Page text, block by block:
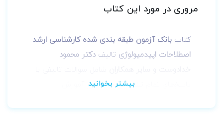
مروری در مورد این کتاب
کتاب بانک آزمون طبقه بندی شده کارشناسی ارشد
اصطلاحات اپیدمیولوژی تالیفدکتر محمود
پاسخ‌های تمام تشریحی به منظور آموزش: